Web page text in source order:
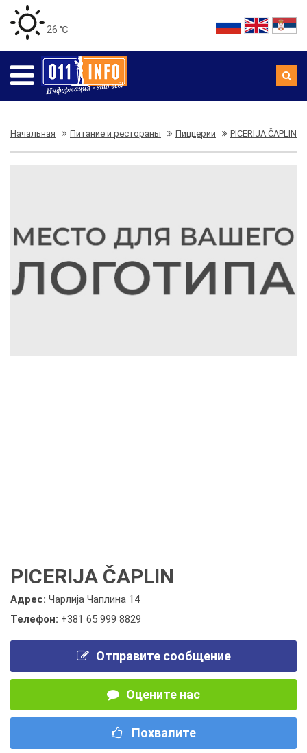
26 ℃
Начальная Питание и рестораны Пиццерии PICERIJA ČAPLIN
PICERIJA ČAPLIN
Адрес: Чарлија Чаплина 14
Телефон: +381 65 999 8829
Отправите сообщение
Оцените нас
Похвалите